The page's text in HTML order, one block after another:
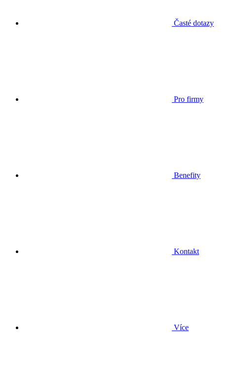
Časté dotazy
Pro firmy
Benefity
Kontakt
Více